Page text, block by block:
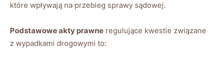
które wpływają na przebieg sprawy sądowej.
Podstawowe akty prawne regulujące kwestie związane
z wypadkami drogowymi to: